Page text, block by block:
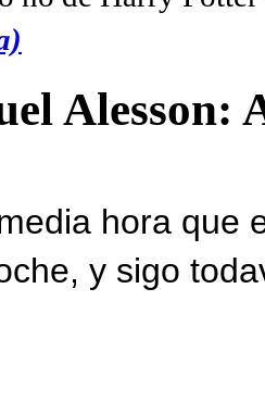
Alesson:
hora que
y sigo